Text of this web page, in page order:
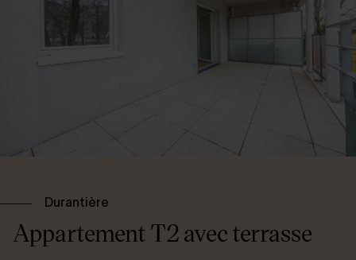
Durantière
Appartement T2 avec terrasse